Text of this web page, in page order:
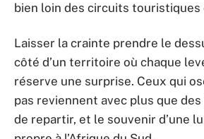
bien loin des circuits touristiques
Laisser la crainte prendre le
côté d’un territoire où chaque
réserve une surprise. Ceux qui
pas reviennent avec plus que des
de repartir, et le souvenir d’une